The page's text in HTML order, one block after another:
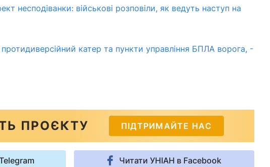
несподіванки: військові розповіли, як ведуть наступ на
катер та пункти управління БПЛА ворога, -
ПРОЄКТУ ПІДТРИМАЙТЕ НАС
Читати УНІАН в Facebook